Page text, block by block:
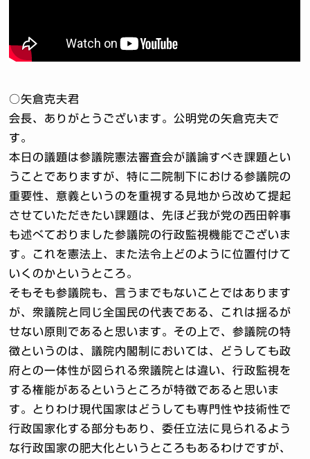
○矢倉克夫君
会長、ありがとうございます。公明党の矢倉克夫で
す。
本日の議題は参議院憲法審査会が議論すべき課題とい
うことでありますが、特に二院制下における参議院の
重要性、意義というのを重視する見地から改めて提起
させていただきたい課題は、先ほど我が党の西田幹事
も述べておりました参議院の行政監視機能でございま
す。これを憲法上、また法令上どのように位置付けて
いくのかというところ。
そもそも参議院も、言うまでもないことではあります
が、衆議院と同じ全国民の代表である、これは揺るが
せない原則であると思います。その上で、参議院の特
徴というのは、議院内閣制においては、どうしても政
府との一体性が図られる衆議院とは違い、行政監視を
する権能があるというところが特徴であると思いま
す。とりわけ現代国家はどうしても専門性や技術性で
行政国家化する部分もあり、委任立法に見られるよう
な行政国家の肥大化というところもあるわけですが、